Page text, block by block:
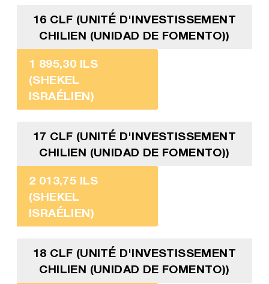
16 CLF (UNITÉ D'INVESTISSEMENT
CHILIEN (UNIDAD DE FOMENTO))
1 895,30 ILS
(SHEKEL
ISRAÉLIEN)
17 CLF (UNITÉ D'INVESTISSEMENT
CHILIEN (UNIDAD DE FOMENTO))
2 013,75 ILS
(SHEKEL
ISRAÉLIEN)
18 CLF (UNITÉ D'INVESTISSEMENT
CHILIEN (UNIDAD DE FOMENTO))